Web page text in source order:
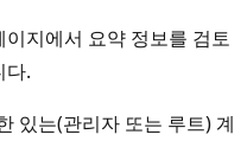
이지에서 요약 정보를 검토
다.
있는(관리자 또는 루트) 계